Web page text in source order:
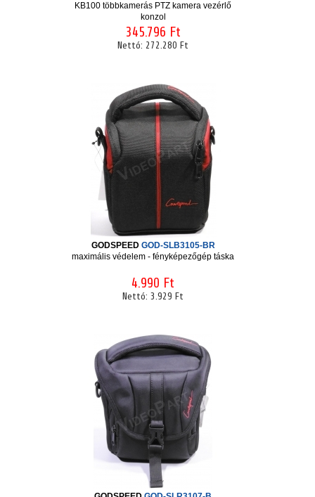
KB100 többkamerás PTZ kamera vezérlő
konzol
345.796 Ft
Nettó: 272.280 Ft
GODSPEED GOD-SLB3105-BR
maximális védelem - fényképezőgép táska
4.990 Ft
Nettó: 3.929 Ft